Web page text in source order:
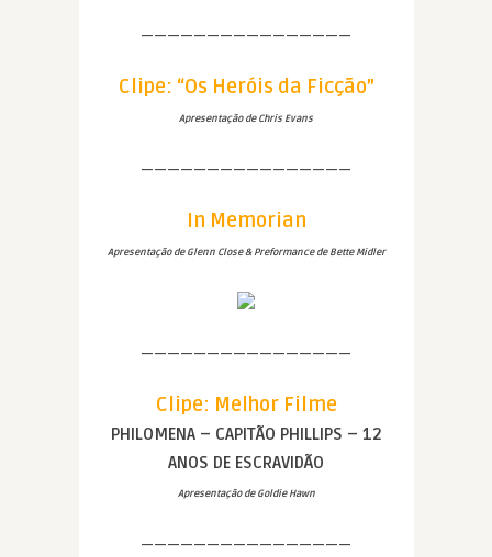
————————————————
Clipe: “Os Heróis da Ficção”
Apresentação de Chris Evans
————————————————
In Memorian
Apresentação de Glenn Close & Preformance de Bette Midler
————————————————
Clipe: Melhor Filme
PHILOMENA – CAPITÃO PHILLIPS – 12
ANOS DE ESCRAVIDÃO
Apresentação de Goldie Hawn
————————————————